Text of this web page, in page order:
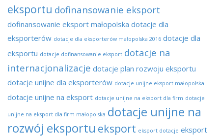
eksportu dofinansowanie eksport
dofinansowanie eksport małopolska dotacje dla
eksporterów dotacje dla eksporterów małopolska 2016 dotacje dla
eksportu dotacje dofinansowanie eksport dotacje na
internacjonalizacje dotacje plan rozwoju eksportu
dotacje unijne dla eksporterów dotacje unijne eksport małopolska
dotacje unijne na eksport dotacje unijne na eksport dla firm dotacje
unijne na eksport dla firm małopolska dotacje unijne na
rozwój eksportu eksport eksport dotacje eksport